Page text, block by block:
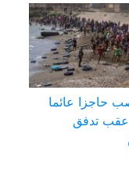
حاجزا عائما
تدفق